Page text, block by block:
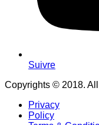
Suivre
Copyrights © 2018.
Privacy
Policy